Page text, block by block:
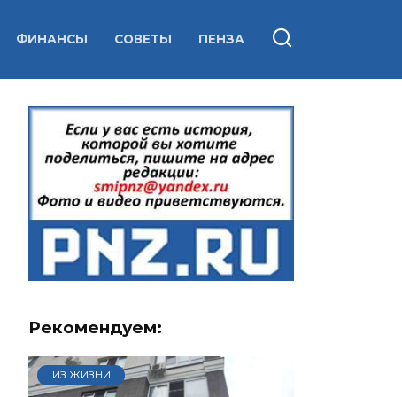
ФИНАНСЫ СОВЕТЫ ПЕНЗА
Рекомендуем:
ИЗ ЖИЗНИ